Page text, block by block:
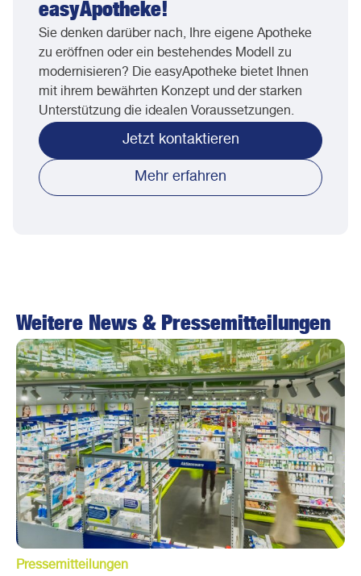
easyApotheke!
Sie denken darüber nach, Ihre eigene Apotheke
zu eröffnen oder ein bestehendes Modell zu
modernisieren? Die easyApotheke bietet Ihnen
mit ihrem bewährten Konzept und der starken
Unterstützung die idealen Voraussetzungen.
Jetzt kontaktieren
Mehr erfahren
Weitere News & Pressemitteilungen
Pressemitteilungen